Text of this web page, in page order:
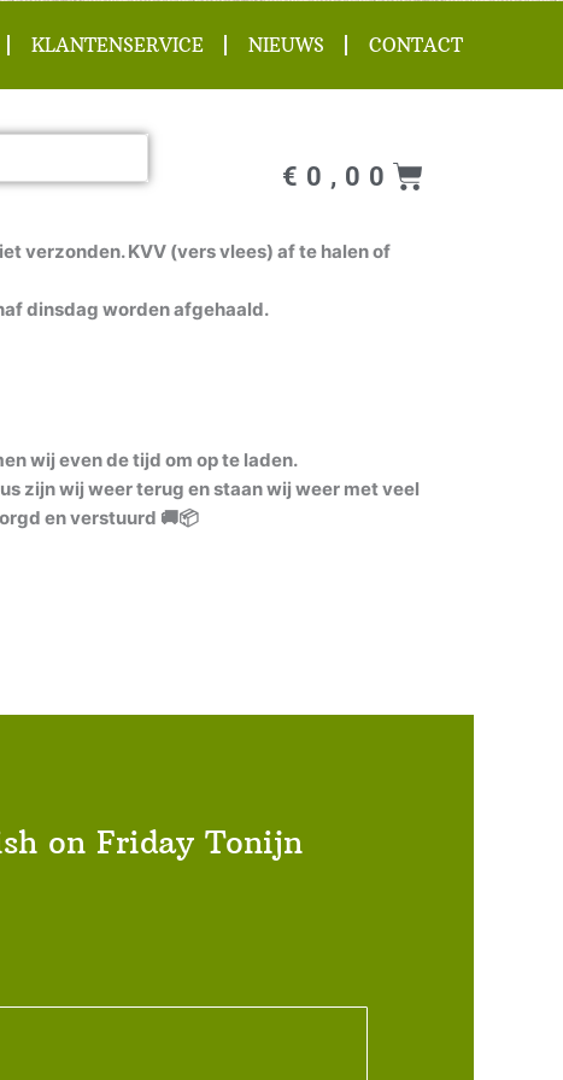
KLANTENSERVICE NIEUWS CONTACT
€ 0,00
verzonden. KVV (vers vlees) af te halen of
dinsdag worden afgehaald.
wij even de tijd om op te laden.
zijn wij weer terug en staan wij weer met veel
en verstuurd 🚚📦
on Friday Tonijn